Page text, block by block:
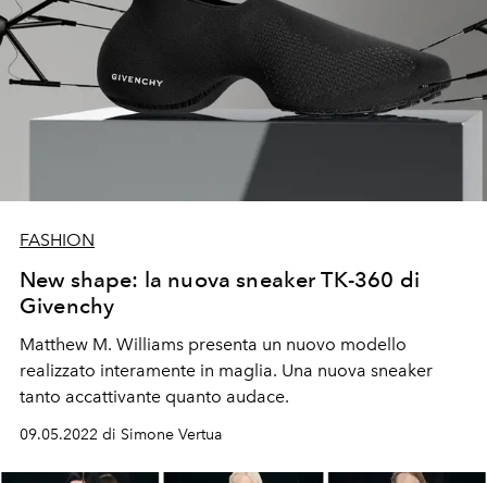
FASHION
New shape: la nuova sneaker TK-360 di
Givenchy
Matthew M. Williams presenta un nuovo modello
realizzato interamente in maglia. Una nuova sneaker
tanto accattivante quanto audace.
09.05.2022 di Simone Vertua